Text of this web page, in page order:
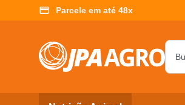
Parcele em até 48x